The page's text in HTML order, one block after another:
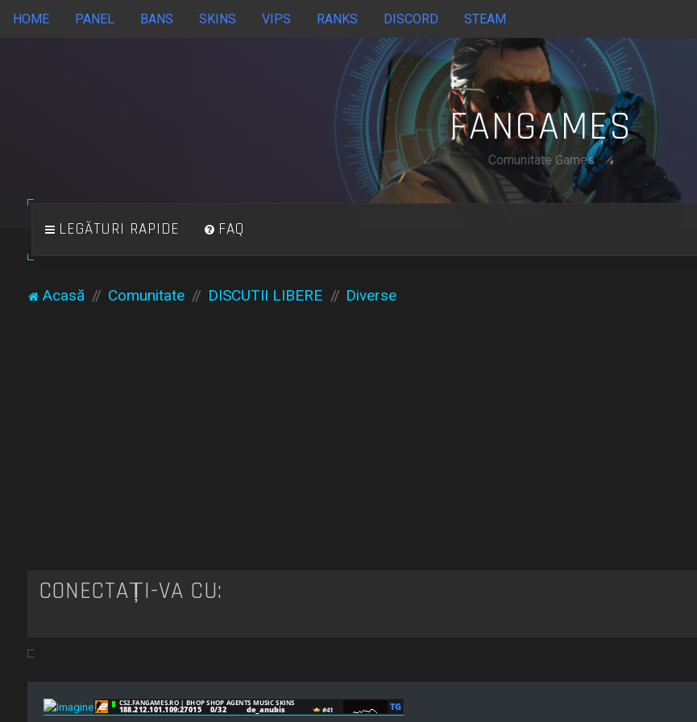
HOME PANEL BANS SKINS VIPS RANKS DISCORD STEAM
FANGAMES
Comunitate Games
LEGĂTURI RAPIDE FAQ
Acasă Comunitate DISCUTII LIBERE Diverse
CONECTAȚI-VĂ CU: